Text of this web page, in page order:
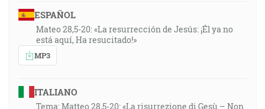
ESPAÑOL
Mateo 28,5-20: «La resurrección de Jesús: ¡Él ya no
está aquí, Ha resucitado!»
MP3
ITALIANO
Tema: Matteo 28,5-20: «La risurrezione di Gesù – Non